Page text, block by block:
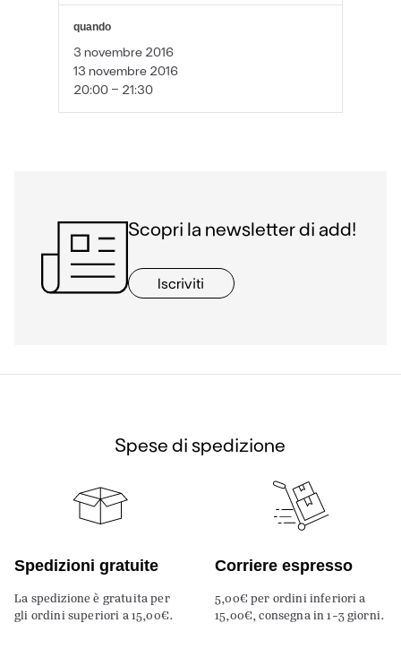
quando
3 novembre 2016
13 novembre 2016
20:00 - 21:30
Scopri la newsletter di add!
Iscriviti
Spese di spedizione
Spedizioni gratuite
La spedizione è gratuita per
gli ordini superiori a 15,00€.
Corriere espresso
5,00€ per ordini inferiori a
15,00€, consegna in 1-3 giorni.